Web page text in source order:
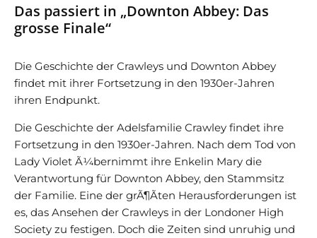
Das passiert in „Downton Abbey: Das
grosse Finale“
Die Geschichte der Crawleys und Downton Abbey
findet mit ihrer Fortsetzung in den 1930er-Jahren
ihren Endpunkt.
Die Geschichte der Adelsfamilie Crawley findet ihre
Fortsetzung in den 1930er-Jahren. Nach dem Tod von
Lady Violet Ã¼bernimmt ihre Enkelin Mary die
Verantwortung für Downton Abbey, den Stammsitz
der Familie. Eine der grÃ¶Ãten Herausforderungen ist
es, das Ansehen der Crawleys in der Londoner High
Society zu festigen. Doch die Zeiten sind unruhig und